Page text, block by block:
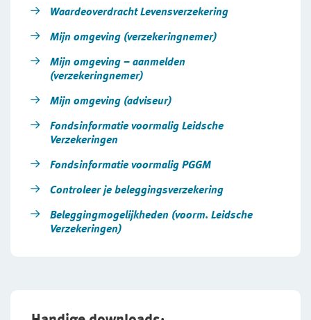
WGA-gatverzekering
WIA-aanvullingsverzekering boven de WIA-
loongrens
loongrens
WIA-aanvullingsverzekering onder 35%
FlexxPensioen-beleggen
FlexxPensioen-gegarandeerd kapitaal
Arbeidsvoorwaarden
Sollicitatieprocedure
Waardeoverdracht Levensverzekering
Mijn omgeving (verzekeringnemer)
Mijn omgeving – aanmelden
(verzekeringnemer)
Mijn omgeving (adviseur)
Fondsinformatie voormalig Leidsche
Verzekeringen
Fondsinformatie voormalig PGGM
Controleer je beleggingsverzekering
Beleggingmogelijkheden (voorm. Leidsche
Verzekeringen)